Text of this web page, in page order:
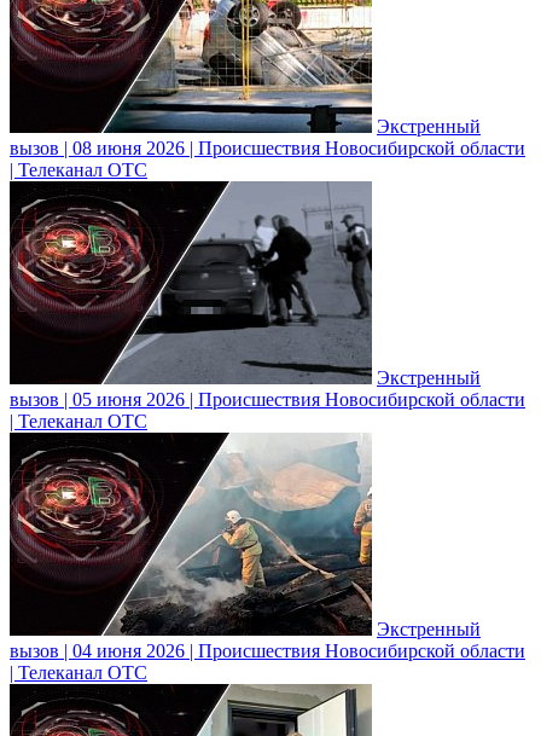
Экстренный
вызов | 08 июня 2026 | Происшествия Новосибирской области
| Телеканал ОТС
Экстренный
вызов | 05 июня 2026 | Происшествия Новосибирской области
| Телеканал ОТС
Экстренный
вызов | 04 июня 2026 | Происшествия Новосибирской области
| Телеканал ОТС